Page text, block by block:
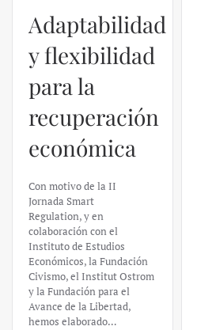
Adaptabilidad
y flexibilidad
para la
recuperación
económica
Con motivo de la II
Jornada Smart
Regulation, y en
colaboración con el
Instituto de Estudios
Económicos, la Fundación
Civismo, el Institut Ostrom
y la Fundación para el
Avance de la Libertad,
hemos elaborado…